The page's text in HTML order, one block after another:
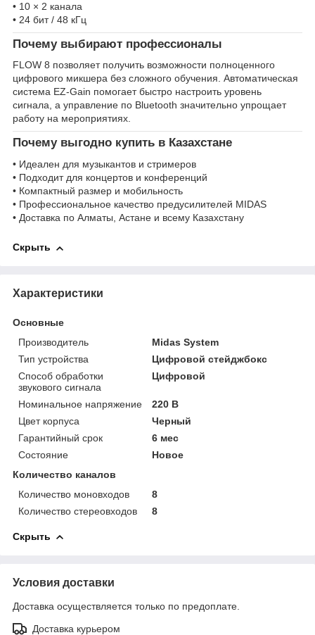
• 10 × 2 канала
• 24 бит / 48 кГц
Почему выбирают профессионалы
FLOW 8 позволяет получить возможности полноценного
цифрового микшера без сложного обучения. Автоматическая
система EZ-Gain помогает быстро настроить уровень
сигнала, а управление по Bluetooth значительно упрощает
работу на мероприятиях.
Почему выгодно купить в Казахстане
• Идеален для музыкантов и стримеров
• Подходит для концертов и конференций
• Компактный размер и мобильность
• Профессиональное качество предусилителей MIDAS
• Доставка по Алматы, Астане и всему Казахстану
Скрыть
Характеристики
Основные
Производитель
Midas System
Тип устройства
Цифровой стейджбокс
Способ обработки
звукового сигнала
Цифровой
Номинальное напряжение
220 В
Цвет корпуса
Черный
Гарантийный срок
6 мес
Состояние
Новое
Количество каналов
Количество моновходов
8
Количество стереовходов
8
Скрыть
Условия доставки
Доставка осуществляется только по предоплате.
Доставка курьером